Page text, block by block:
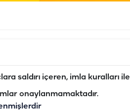
saldırı içeren, imla kuralları ile
onaylanmamaktadır.